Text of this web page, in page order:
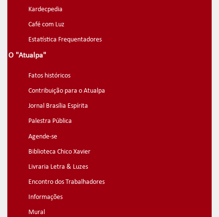
Kardecpedia
Café com Luz
Estatística Frequentadores
O "Atualpa"
Fatos históricos
Contribuição para o Atualpa
Jornal Brasília Espírita
Palestra Pública
Agende-se
Biblioteca Chico Xavier
Livraria Letra & Luzes
Encontro dos Trabalhadores
Informações
Mural